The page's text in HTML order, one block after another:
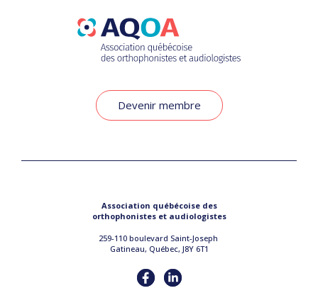
Devenir membre
Association québécoise des
orthophonistes et audiologistes
259-110 boulevard Saint-Joseph
Gatineau, Québec, J8Y 6T1